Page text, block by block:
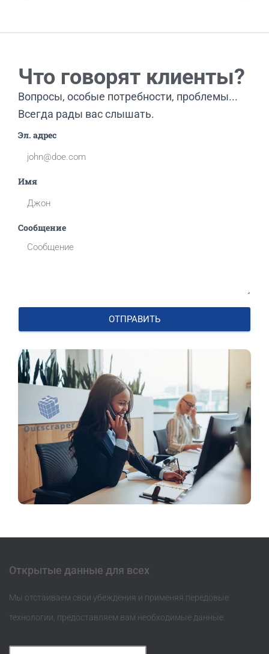
Что говорят клиенты?
Вопросы, особые потребности, проблемы...
Всегда рады вас слышать.
Эл. адрес
Имя
Сообщение
ОТПРАВИТЬ
Открытые данные для всех
Мы отстаиваем свои убеждения и применяя передовые
технологии, предоставляем вам необходимые данные.